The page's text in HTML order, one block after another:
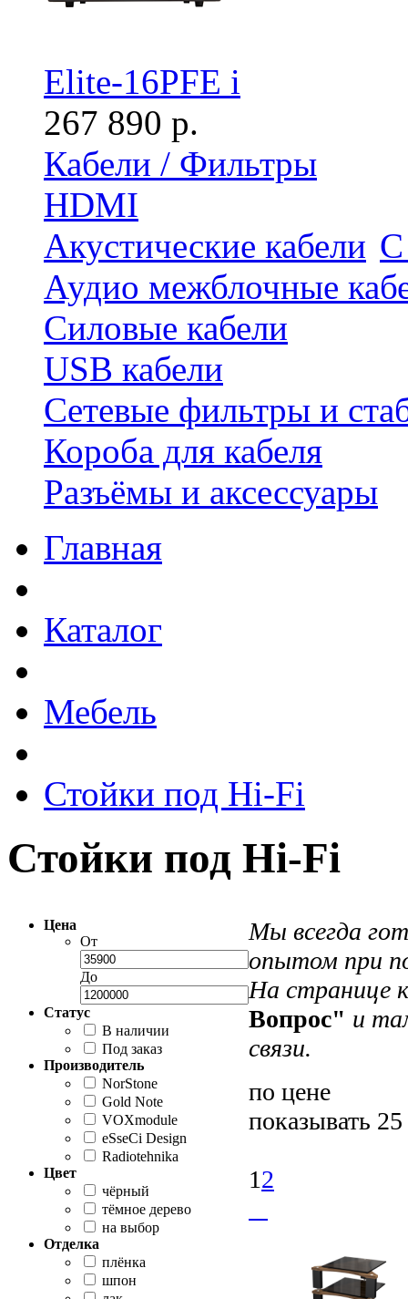
Elite-16PFE i
267 890 р.
Кабели / Фильтры
HDMI
Акустические кабели С
Аудио межблочные
Силовые кабели
USB кабели
Сетевые фильтры и
Короба для кабеля
Разъёмы и аксессуары
Главная
Каталог
Мебель
Стойки под Hi-Fi
Стойки под Hi-Fi
Цена
От
До
Статус
В наличии
Под заказ
Производитель
NorStone
Gold Note
VOXmodule
eSseCi Design
Radiotehnika
Цвет
чёрный
тёмное дерево
на выбор
Отделка
плёнка
шпон
Мы всегда
опытом при
На странице
Вопрос" и
cвязи.
по цене
показывать 25
12